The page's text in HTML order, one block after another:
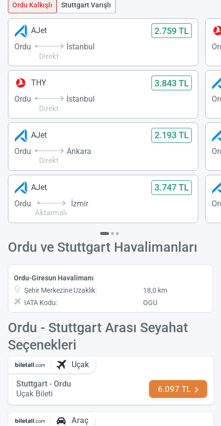
Ordu Kalkışlı Stuttgart Varışlı
AJet 2.759 TL
Ordu
Direkt
İstanbul
THY 3.843 TL
Ordu
Direkt
İstanbul
AJet 2.193 TL
Ordu
Direkt
Ankara
AJet 3.747 TL
Ordu
Aktarmalı
İzmir
Ordu ve Stuttgart Havalimanları
Ordu-Giresun Havalimanı
Şehir Merkezine Uzaklık:
18,0 km
IATA Kodu:
OGU
Ordu - Stuttgart Arası Seyahat
Seçenekleri
Uçak
Stuttgart - Ordu
Uçak Bileti
6.097 TL
Araç